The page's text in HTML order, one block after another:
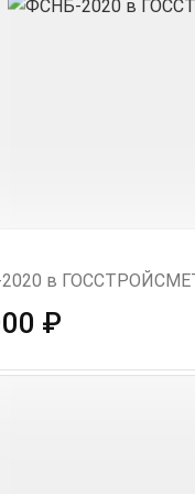
в
₽